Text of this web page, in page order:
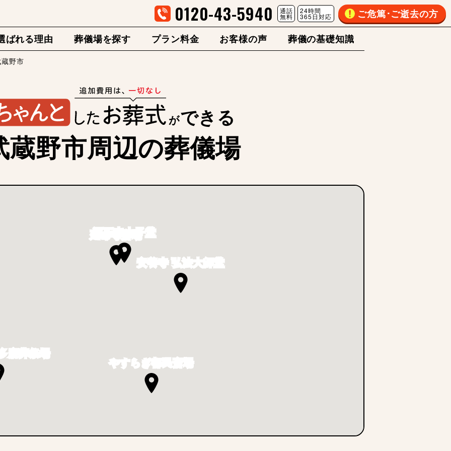
0120-43-5940 通話
無料
24時間
365日対応
ご危篤･ご逝去の方
ばれる理由 葬儀場を探す プラン料金 お客様の声 葬儀の基礎知識
野市
ができる
蔵野市周辺の葬儀場
磨葬祭場
源正寺太子堂
延命寺斎場
安養寺 弘法大師堂
やすらぎ都民斎場